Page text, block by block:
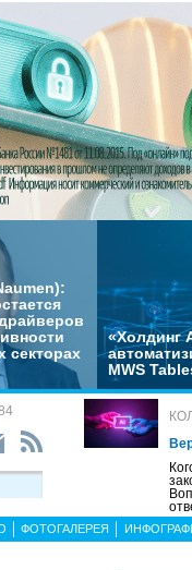
секторах
«Холдинг
MWS
ФОТОГАЛЕРЕЯ